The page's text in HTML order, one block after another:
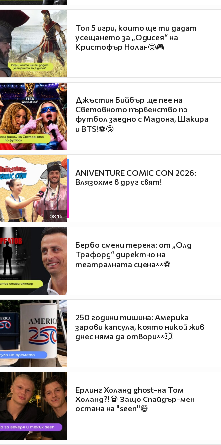
Топ 5 игри, които ще ти дадат
усещането за „Одисея“ на
Кристофър Нолан🤩🎮
Джъстин Бийбър ще пее на
Световното първенство по
футбол заедно с Мадона, Шакира
и BTS!⚽🤩
08:16
ANIVENTURE COMIC CON 2026:
Влязохме в друг свят!
Бербо смени терена: от „Олд
Трафорд“ директно на
театралната сцена👀⚽
250 години тишина: Америка
зарови капсула, която никой жив
днес няма да отвори👀💥
Ерлинг Холанд ghost-на Том
Холанд?! 💀 Защо Спайдър-мен
остана на "seen"😅